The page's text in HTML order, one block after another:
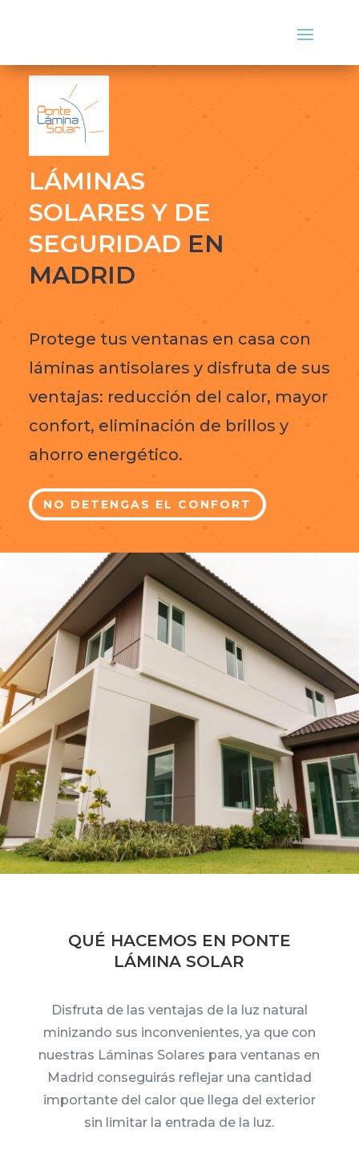
LÁMINAS
SOLARES Y DE
SEGURIDAD EN
MADRID
Protege tus ventanas en casa con
láminas antisolares y disfruta de sus
ventajas: reducción del calor, mayor
confort, eliminación de brillos y
ahorro energético.
NO DETENGAS EL CONFORT
QUÉ HACEMOS EN PONTE
LÁMINA SOLAR
Disfruta de las ventajas de la luz natural
minizando sus inconvenientes, ya que con
nuestras Láminas Solares para ventanas en
Madrid conseguirás reflejar una cantidad
importante del calor que llega del exterior
sin limitar la entrada de la luz.